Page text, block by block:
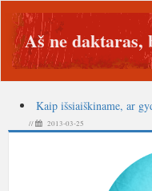
Aš ne daktaras,
Kaip išsiaiškiname, ar
// 2013-03-25